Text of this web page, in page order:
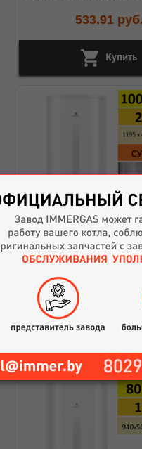
533.91 руб.
Купить
электрический
Sigma Dry Inox RWH-
Артикул:
915.75